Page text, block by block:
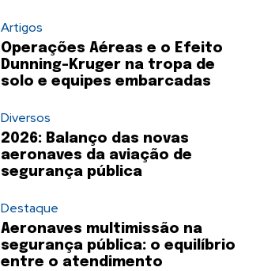
Artigos
Operações Aéreas e o Efeito
Dunning-Kruger na tropa de
solo e equipes embarcadas
Diversos
2026: Balanço das novas
aeronaves da aviação de
segurança pública
Destaque
Aeronaves multimissão na
segurança pública: o equilíbrio
entre o atendimento